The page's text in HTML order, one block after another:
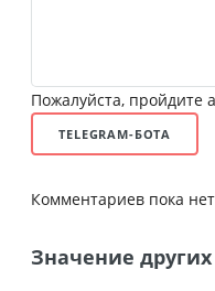
Пожалуйста, пройдите
TELEGRAM-БОТА
Комментариев пока
Значение